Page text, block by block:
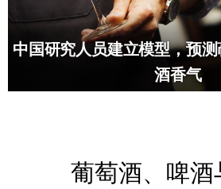
中国研究人员建立模型，预
酒香气
葡萄酒、啤酒